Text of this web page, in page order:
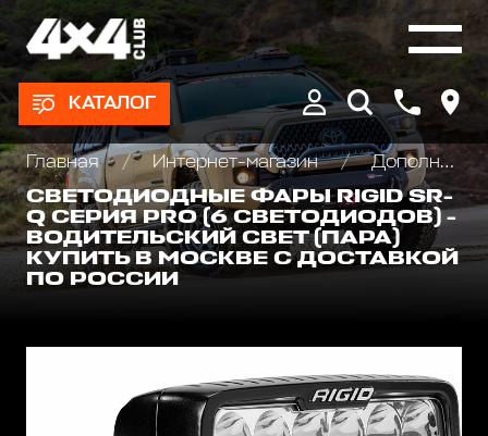
КАТАЛОГ
Главная Интернет-магазин
Дополнительные фары : Светодиодные, Галогеновые , Ксеноновые
СВЕТОДИОДНЫЕ ФАРЫ RIGID SR-
Q СЕРИЯ PRO (6 СВЕТОДИОДОВ) -
ВОДИТЕЛЬСКИЙ СВЕТ (ПАРА)
КУПИТЬ В МОСКВЕ С ДОСТАВКОЙ
ПО РОССИИ